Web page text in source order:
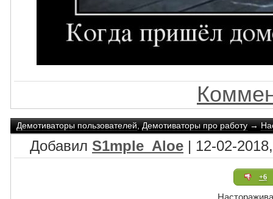
Демотиваторы пользователей,Демотиваторы про работу→
Добавил S1mple_Aloe | 12-02-
+6